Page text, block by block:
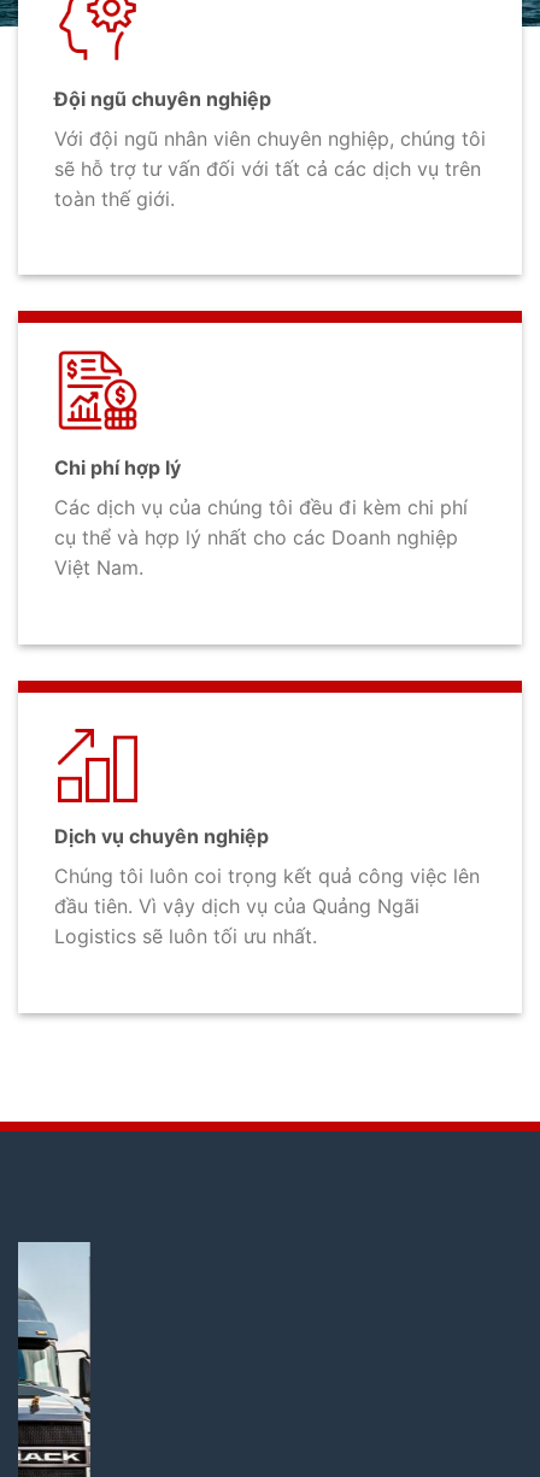
Đội ngũ chuyên nghiệp
Với đội ngũ nhân viên chuyên nghiệp, chúng tôi
sẽ hỗ trợ tư vấn đối với tất cả các dịch vụ trên
toàn thế giới.
Chi phí hợp lý
Các dịch vụ của chúng tôi đều đi kèm chi phí
cụ thể và hợp lý nhất cho các Doanh nghiệp
Việt Nam.
Dịch vụ chuyên nghiệp
Chúng tôi luôn coi trọng kết quả công việc lên
đầu tiên. Vì vậy dịch vụ của Quảng Ngãi
Logistics sẽ luôn tối ưu nhất.